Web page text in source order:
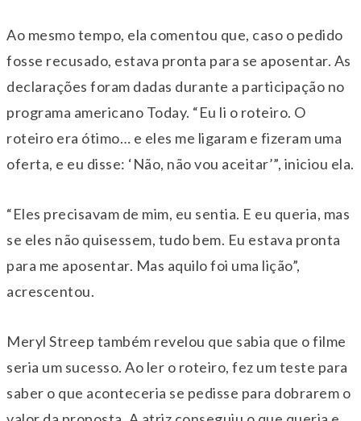
Ao mesmo tempo, ela comentou que, caso o pedido
fosse recusado, estava pronta para se aposentar. As
declarações foram dadas durante a participação no
programa americano Today. “Eu li o roteiro. O
roteiro era ótimo… e eles me ligaram e fizeram uma
oferta, e eu disse: ‘Não, não vou aceitar’”, iniciou ela.
“Eles precisavam de mim, eu sentia. E eu queria, mas
se eles não quisessem, tudo bem. Eu estava pronta
para me aposentar. Mas aquilo foi uma lição”,
acrescentou.
Meryl Streep também revelou que sabia que o filme
seria um sucesso. Ao ler o roteiro, fez um teste para
saber o que aconteceria se pedisse para dobrarem o